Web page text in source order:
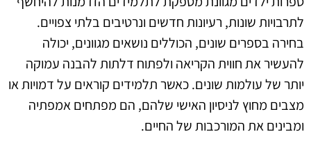
לתרבויות שונות, רעיונות חדשים ונרטיבים בלתי צפויים.
בחירה בספרים שונים, הכוללים נושאים מגוונים, יכולה
להעשיר את חווית הקריאה ולפתוח דלתות להבנה עמוקה
יותר של עולמות שונים. כאשר תלמידים קוראים על דמויות או
מצבים מחוץ לניסיון האישי שלהם, הם מפתחים אמפתיה
ומבינים את המורכבות של החיים.